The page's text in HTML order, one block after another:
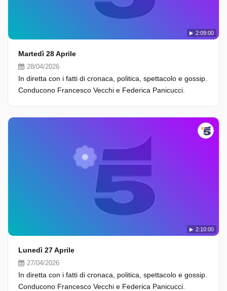
2:09:00
Martedì 28 Aprile
28/04/2026
In diretta con i fatti di cronaca, politica, spettacolo e gossip.
Conducono Francesco Vecchi e Federica Panicucci.
2:10:00
Lunedì 27 Aprile
27/04/2026
In diretta con i fatti di cronaca, politica, spettacolo e gossip.
Conducono Francesco Vecchi e Federica Panicucci.